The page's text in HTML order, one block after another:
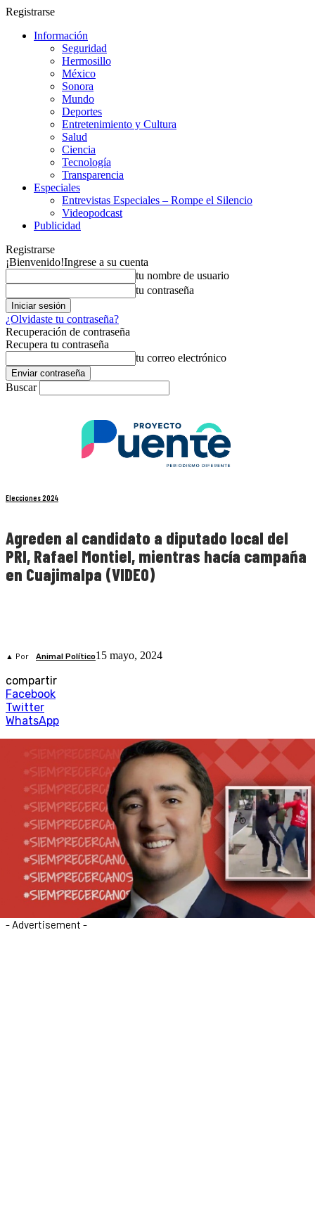
Registrarse
Información
Seguridad
Hermosillo
México
Sonora
Mundo
Deportes
Entretenimiento y Cultura
Salud
Ciencia
Tecnología
Transparencia
Especiales
Entrevistas Especiales – Rompe el Silencio
Videopodcast
Publicidad
Registrarse
¡Bienvenido!Ingrese a su cuenta
tu nombre de usuario
tu contraseña
¿Olvidaste tu contraseña?
Recuperación de contraseña
Recupera tu contraseña
tu correo electrónico
Buscar
Elecciones 2024
Agreden al candidato a diputado local del
PRI, Rafael Montiel, mientras hacía campaña
en Cuajimalpa (VIDEO)
▲ Por Animal Político15 mayo, 2024
compartir
Facebook
Twitter
WhatsApp
- Advertisement -